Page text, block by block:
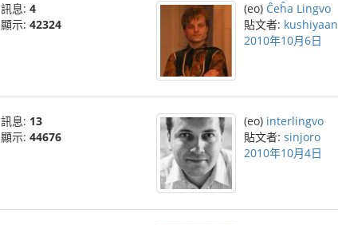
訊息: 4
顯示: 42324
(eo) Ĉeĥa Lingvo
貼文者: kushiyaan
2010年10月6日
訊息: 13
顯示: 44676
(eo) interlingvo
貼文者: sinjoro
2010年10月4日